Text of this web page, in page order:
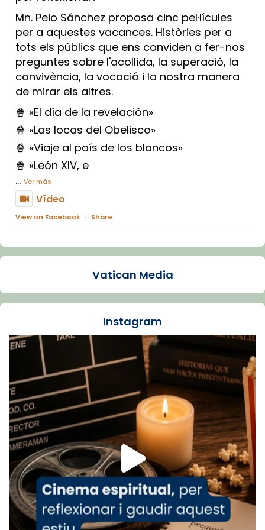
Mn. Peio Sánchez proposa cinc pel·lícules
per a aquestes vacances. Històries per a
tots els públics que ens conviden a fer-nos
preguntes sobre l'acollida, la superació, la
convivència, la vocació i la nostra manera
de mirar els altres.
🍿 «El día de la revelación»
🍿 «Las locas del Obelisco»
🍿 «Viaje al país de los blancos»
🍿 «León XIV, e
... Ver más
Vídeo
View on Facebook · Share
Arquebisbat de Barcelona
La Carmina va patir depressió. Fa gairebé
dos mesos, a l'Estadi Lluís Companys, la
Recupera l'entrevista comp
Vatican
tican News 👇
www.vaticannews.va/es/iglesia/news/2026-
07/carmina-historia-depresion-papa-viaje-
espana-testimoni...
Foto
View on Facebook · Share
Arquebisbat de Barcelona
2 weeks ago
«Avui les santes Juliana i Semproniana ens
Vatican Media
Instagram